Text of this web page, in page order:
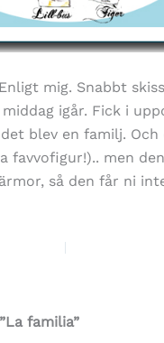
mig. Snabbt
igår. Fick i
blev en familj. Och
favvofigur!).. men
så den får ni
familia”